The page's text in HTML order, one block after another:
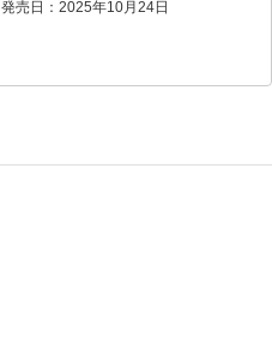
発売日：2025年10月24日